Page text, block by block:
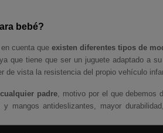
bebé?
cuenta que existen diferentes tipos de
que tiene que ser un juguete adaptado a
de vista la resistencia del propio vehículo
padre, motivo por el que debemos
mangos antideslizantes, mayor